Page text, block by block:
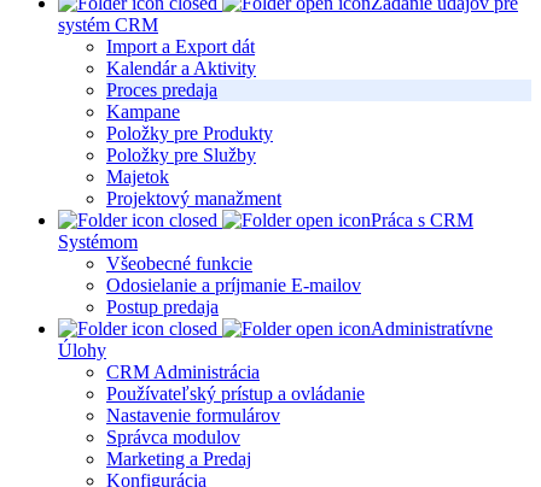
systém CRM
Import a Export dát
Kalendár a Aktivity
Proces predaja
Kampane
Položky pre Produkty
Položky pre Služby
Majetok
Projektový manažment
Práca s CRM
Systémom
Všeobecné funkcie
Odosielanie a príjmanie E-mailov
Postup predaja
Administratívne
Úlohy
CRM Administrácia
Používateľský prístup a ovládanie
Nastavenie formulárov
Správca modulov
Marketing a Predaj
Konfigurácia